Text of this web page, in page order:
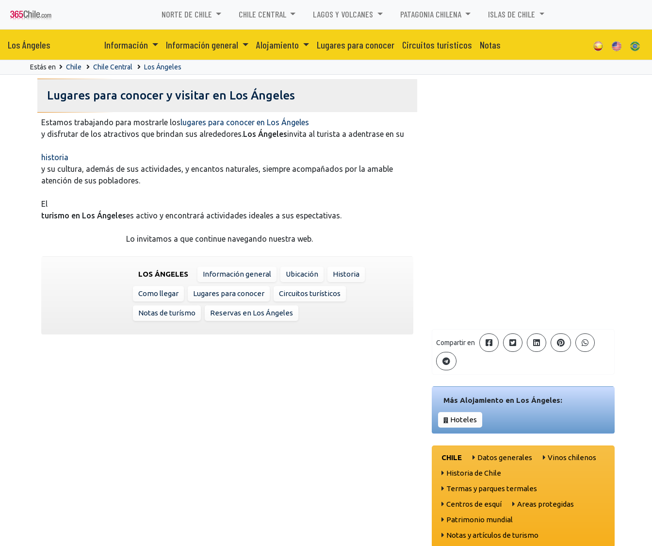
NORTE DE CHILE CHILE CENTRAL LAGOS Y VOLCANES PATAGONIA CHILENA ISLAS DE CHILE
Los Ángeles Información Información general Alojamiento Lugares para conocer Circuitos turisticos Notas
Estás en Chile Chile Central Los Ángeles
Lugares para conocer y visitar en Los Ángeles
Estamos trabajando para mostrarle loslugares para conocer en Los Ángeles
y disfrutar de los atractivos que brindan sus alrededores.Los Ángelesinvita al turista a adentrase en su
historia
y su cultura, además de sus actividades, y encantos naturales, siempre acompañados por la amable
atención de sus pobladores.
El
turismo en Los Ángeleses activo y encontrará actividades ideales a sus espectativas.
Lo invitamos a que continue navegando nuestra web.
LOS ÁNGELES Información general Ubicación Historia
Como llegar Lugares para conocer Circuitos turísticos
Notas de turísmo Reservas en Los Ángeles
Compartir en
Más Alojamiento en Los Ángeles:
Hoteles
CHILE Datos generales
Vinos chilenos
Historia de Chile
Termas y parques termales
Centros de esquí
Areas protegidas
Patrimonio mundial
Notas y artículos de turismo